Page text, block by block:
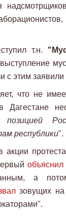
т.н.
с этим
что не
республики".
акции
объяснил
а
зовущих на